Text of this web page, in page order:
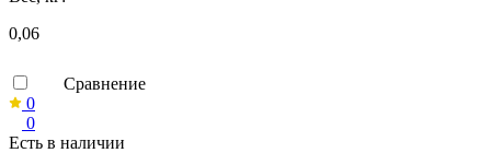
0,06
Сравнение
0
0
Есть в наличии